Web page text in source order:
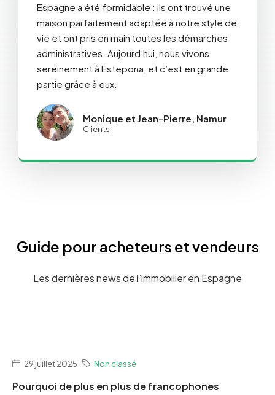
Espagne a été formidable : ils ont trouvé une
maison parfaitement adaptée à notre style de
vie et ont pris en main toutes les démarches
administratives. Aujourd’hui, nous vivons
sereinement à Estepona, et c’est en grande
partie grâce à eux.
Monique et Jean-Pierre, Namur
Clients
Guide pour acheteurs et vendeurs
Les dernières news de l’immobilier en Espagne
29 juillet 2025 Non classé
Pourquoi de plus en plus de francophones